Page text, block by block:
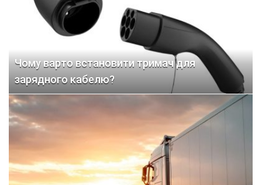
Чому варто встановити тримач для
зарядного кабелю?